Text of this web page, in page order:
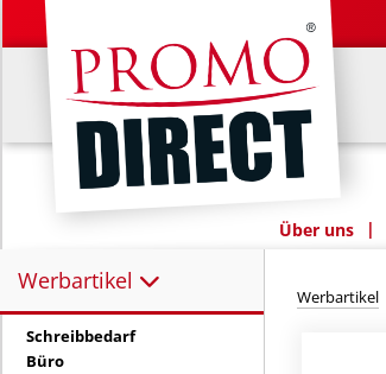
Über uns |
Werbartikel
Werbartikel:
Schreibbedarf
Büro
Werbartikel